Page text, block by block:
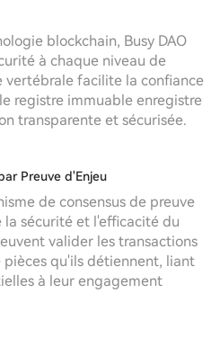
blockchain, Busy DAO
à chaque niveau de
vertébrale facilite la confiance
registre immuable enregistre
transparente et sécurisée.
Preuve d'Enjeu
de consensus de preuve
la sécurité et l'efficacité du
valider les transactions
qu'ils détiennent, liant
à leur engagement